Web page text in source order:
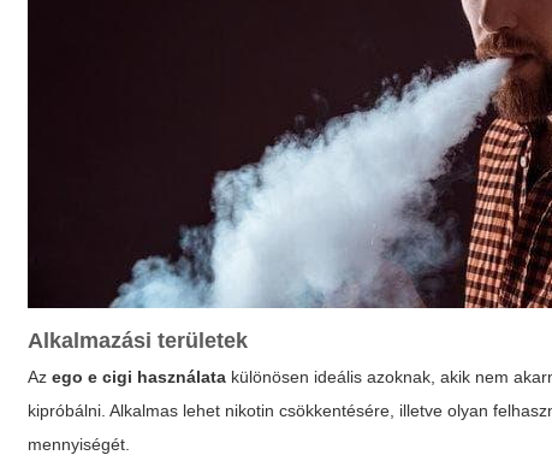
Alkalmazási területek
Azego e cigi használata különösen ideális azoknak, akik nem
kipróbálni. Alkalmas lehet nikotin csökkentésére, illetve olyan
mennyiségét.